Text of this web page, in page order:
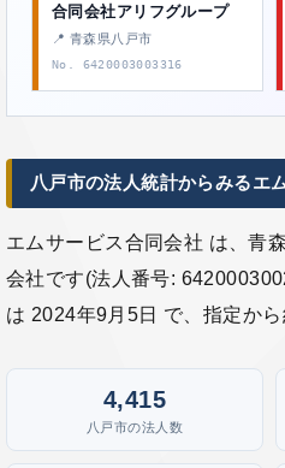
合同会社アリフグループ
📍 青森県八戸市
No. 6420003003316
八戸市の法人統計からみるエ
エムサービス合同会社 は、青
会社です(法人番号:
は 2024年9月5日 で、指定から
4,415
八戸市の法人数